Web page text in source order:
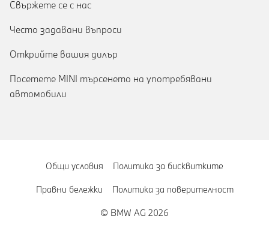
Cвържете се с нас
Често задавани въпроси
Открийте вашия дилър
Посетете MINI търсенето на употребявани
автомобили
Общи условия Политика за бисквитките
Правни бележки Политика за поверителност
© BMW AG 2026